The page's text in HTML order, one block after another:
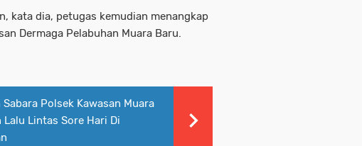
kata dia, petugas kemudian menangkap
Dermaga Pelabuhan Muara Baru.
Polsek Kawasan Muara
Lintas Sore Hari Di